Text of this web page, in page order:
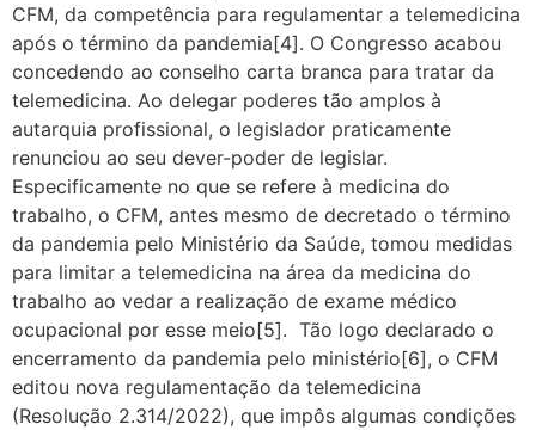
CFM, da competência para regulamentar a telemedicina
após o término da pandemia[4]. O Congresso acabou
concedendo ao conselho carta branca para tratar da
telemedicina. Ao delegar poderes tão amplos à
autarquia profissional, o legislador praticamente
renunciou ao seu dever-poder de legislar.
Especificamente no que se refere à medicina do
trabalho, o CFM, antes mesmo de decretado o término
da pandemia pelo Ministério da Saúde, tomou medidas
para limitar a telemedicina na área da medicina do
trabalho ao vedar a realização de exame médico
ocupacional por esse meio[5]. Tão logo declarado o
encerramento da pandemia pelo ministério[6], o CFM
editou nova regulamentação da telemedicina
(Resolução 2.314/2022), que impôs algumas condições